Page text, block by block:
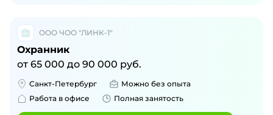
ООО ЧОО "ЛИНК-1"
Охранник
от 65 000 до 90 000 руб.
Санкт-Петербург
Можно без опыта
Работа в офисе
Полная занятость